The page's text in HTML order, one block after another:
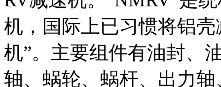
机，国际上已习惯将铝
机”。主要组件有油封、
轴、蜗轮、蜗杆、出力